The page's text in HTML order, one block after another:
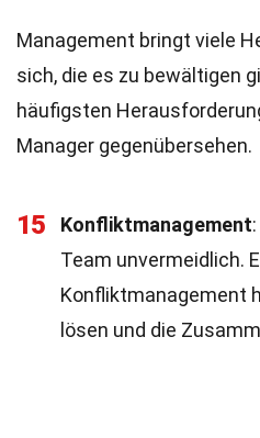
Management bringt viele
sich, die es zu bewältigen
häufigsten
Manager gegenübersehen.
15 Konfliktmanagement
Team unvermeidlich.
Konfliktmanagement
lösen und die